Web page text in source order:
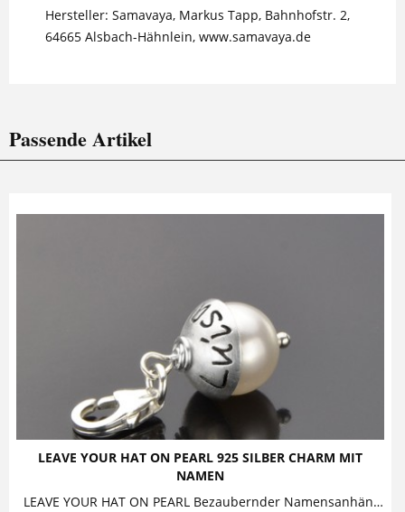
Hersteller: Samavaya, Markus Tapp, Bahnhofstr. 2,
64665 Alsbach-Hähnlein, www.samavaya.de
Passende Artikel
LEAVE YOUR HAT ON PEARL 925 SILBER CHARM MIT
NAMEN
LEAVE YOUR HAT ON PEARL Bezaubernder Namensanhänger mit Gravur, bestehend aus einer Perle, die ein Silberhütchen trägt. Das Hütchen kann mit...